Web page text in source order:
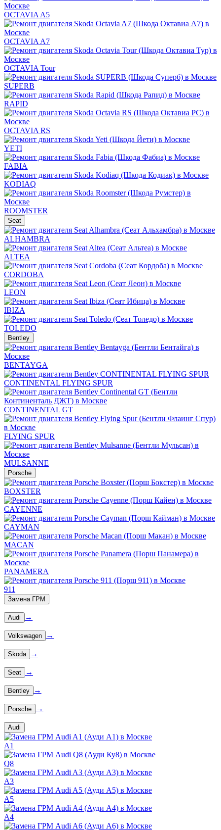
OCTAVIA A5
OCTAVIA A7
OCTAVIA Tour
SUPERB
RAPID
OCTAVIA RS
YETI
FABIA
KODIAQ
ROOMSTER
Seat
ALHAMBRA
ALTEA
CORDOBA
LEON
IBIZA
TOLEDO
Bentley
BENTAYGA
CONTINENTAL FLYING SPUR
CONTINENTAL GT
FLYING SPUR
MULSANNE
Porsche
BOXSTER
CAYENNE
CAYMAN
MACAN
PANAMERA
911
Замена ГРМ
Audi →
Volkswagen →
Skoda →
Seat →
Bentley →
Porsche →
Audi
A1
Q8
A3
A5
A4